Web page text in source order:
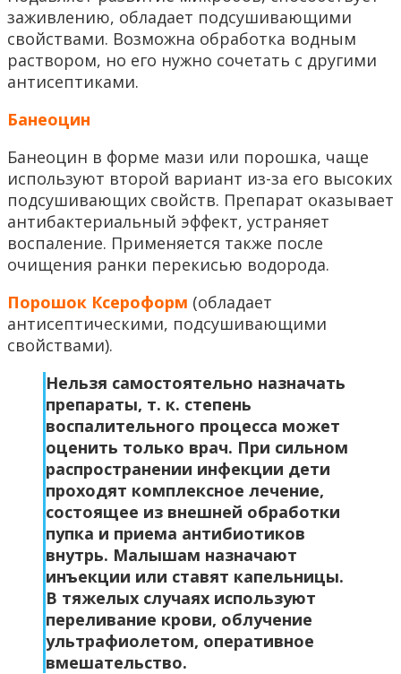
заживлению, обладает подсушивающими
свойствами. Возможна обработка водным
раствором, но его нужно сочетать с другими
антисептиками.
Банеоцин
Банеоцин в форме мази или порошка, чаще
используют второй вариант из-за его высоких
подсушивающих свойств. Препарат оказывает
антибактериальный эффект, устраняет
воспаление. Применяется также после
очищения ранки перекисью водорода.
Порошок Ксероформ (обладает
антисептическими, подсушивающими
свойствами).
Нельзя самостоятельно назначать
препараты, т. к. степень
воспалительного процесса может
оценить только врач. При сильном
распространении инфекции дети
проходят комплексное лечение,
состоящее из внешней обработки
пупка и приема антибиотиков
внутрь. Малышам назначают
инъекции или ставят капельницы.
В тяжелых случаях используют
переливание крови, облучение
ультрафиолетом, оперативное
вмешательство.